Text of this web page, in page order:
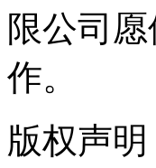
限公司
作。
版权声